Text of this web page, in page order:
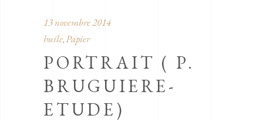
13 novembre 2014
huile, Papier
PORTRAIT ( P.
BRUGUIERE-
ETUDE)